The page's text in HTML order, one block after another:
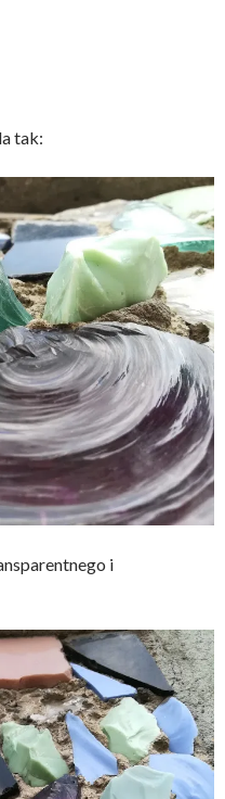
tak:
i